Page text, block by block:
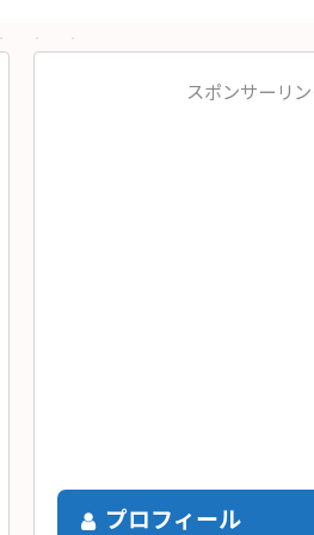
スポンサーリ
プロフィール